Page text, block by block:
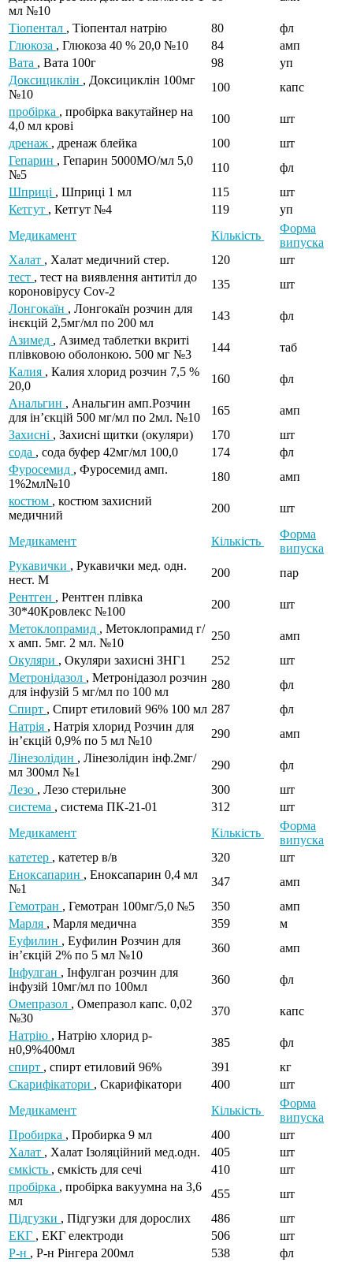
мл №10
Тіопентал , Тіопентал натрію 80
фл
Глюкоза , Глюкоза 40 % 20,0 №10 84
амп
Вата , Вата 100г 98
уп
Доксициклін , Доксициклін 100мг
№10
100
капс
пробірка , пробірка вакутайнер на
4,0 мл крові
100
шт
дренаж , дренаж блейка 100
шт
Гепарин , Гепарин 5000МО/мл 5,0
№5
110
фл
Шприці , Шприці 1 мл 115
шт
Кетгут , Кетгут №4 119
уп
Медикамент
Кількість
Форма
випуска
Халат , Халат медичний стер. 120
шт
тест , тест на виявлення антитіл до
короновірусу Cov-2
135
шт
Лонгокаїн , Лонгокаїн розчин для
інєкцій 2,5мг/мл по 200 мл
143
фл
Азимед , Азимед таблетки вкриті
плівковою оболонкою. 500 мг №3
144
таб
Калия , Калия хлорид розчин 7,5 %
20,0
160
фл
Анальгин , Анальгин амп.Розчин
для ін’єкцій 500 мг/мл по 2мл. №10
165
амп
Захисні , Захисні щитки (окуляри) 170
шт
сода , сода буфер 42мг/мл 100,0 174
фл
Фуросемид , Фуросемид амп.
1%2мл№10
180
амп
костюм , костюм захисний
медичний
200 шт
Медикамент Кількість
Форма
випуска
Рукавички , Рукавички мед. одн.
нест. М
200
пар
Рентген , Рентген плівка
30*40Кровлекс №100
200
шт
Метоклопрамид , Метоклопрамид г/
х амп. 5мг. 2 мл. №10
250
амп
Окуляри , Окуляри захисні ЗНГ1 252
шт
Метронідазол , Метронідазол розчин
для інфузій 5 мг/мл по 100 мл
280
фл
Спирт , Спирт етиловий 96% 100 мл 287
фл
Натрія , Натрія хлорид Розчин для
ін’єкцій 0,9% по 5 мл №10
290
амп
Лінезолідин , Лінезолідин інф.2мг/
мл 300мл №1
290
фл
Лезо , Лезо стерильне 300
шт
система , система ПК-21-01 312
шт
Медикамент
Кількість
Форма
випуска
катетер , катетер в/в 320
шт
Еноксапарин , Еноксапарин 0,4 мл
№1
347
амп
Гемотран , Гемотран 100мг/5,0 №5 350
амп
Марля , Марля медична 359
м
Еуфилин , Еуфилин Розчин для
ін’єкцій 2% по 5 мл №10
360
амп
Інфулган , Інфулган розчин для
інфузій 10мг/мл по 100мл
360
фл
Омепразол , Омепразол капс. 0,02
№30
370
капс
Натрію , Натрію хлорид р-
н0,9%400мл
385
фл
спирт , спирт етиловий 96% 391
кг
Скарифікатори , Скарифікатори 400
шт
Медикамент
Кількість
Форма
випуска
Пробирка , Пробирка 9 мл 400
шт
Халат , Халат Ізоляційний мед.одн. 405
шт
ємкість , ємкість для сечі 410
шт
пробірка , пробірка вакуумна на 3,6
мл
455
шт
Підгузки , Підгузки для дорослих 486
шт
ЕКГ , ЕКГ електроди 506
шт
Р-н , Р-н Рінгера 200мл 538
фл